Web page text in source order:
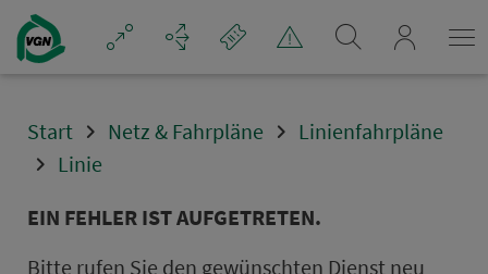
Navigation überspringen
Start Netz & Fahrpläne
Linienfahrpläne
Linie
EIN FEHLER IST AUFGETRETEN.
Bitte rufen Sie den gewünschten Dienst neu